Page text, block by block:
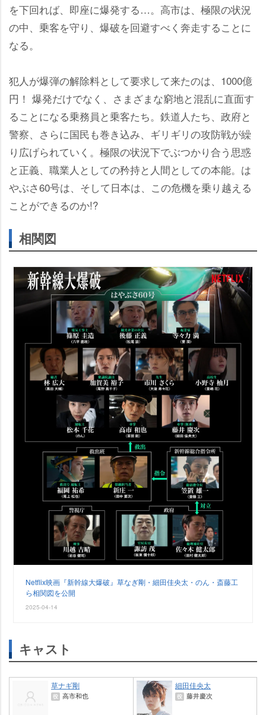
を下回れば、即座に爆発する…。高市は、極限の状況
の中、乗客を守り、爆破を回避すべく奔走することに
なる。
犯人が爆弾の解除料として要求して来たのは、1000億
円！ 爆発だけでなく、さまざまな窮地と混乱に直面す
ることになる乗務員と乗客たち。鉄道人たち、政府と
警察、さらに国民も巻き込み、ギリギリの攻防戦が繰
り広げられていく。極限の状況下でぶつかり合う思惑
と正義、職業人としての矜持と人間としての本能。は
ぶさ60号は、そして日本は、この危機を乗り越える
ことができるのか!?
相関図
Netflix映画『新幹線大爆破』草なぎ剛・細田佳央太・のん・斎藤工
ら相関図を公開
2025-04-14
キャスト
草ナギ剛
役 高市和也
細田佳央太
役 藤井慶次